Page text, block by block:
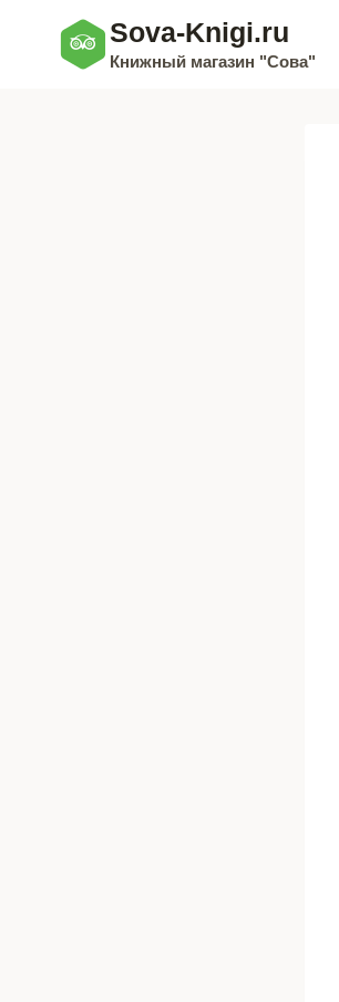
содержимому
Sova-Knigi.ru
Книжный магазин "Сова"